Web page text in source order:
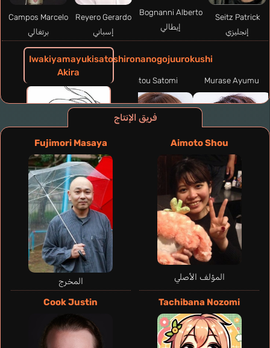
فريق الإنتاج
Aimoto Shou
المؤلف الأصلي
Fujimori Masaya
المخرج
Tachibana Nozomi
Cook Justin
Seitz Patrick
إنجليزي
Bognanni Alberto
إيطالي
Reyero Gerardo
إسباني
Campos Marcelo
برتغالي
Iwakiyamayukisatoshironanogojuurokushi
Akira
Murase Ayumu
Satou Satomi
Ewulu Cassie
إنجليزي
Nolan Diana
إسباني
Vidal Sicília
برتغالي